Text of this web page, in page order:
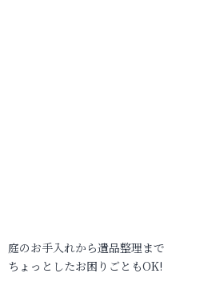
庭のお手入れから遺品整理まで
ちょっとしたお困りごともOK!